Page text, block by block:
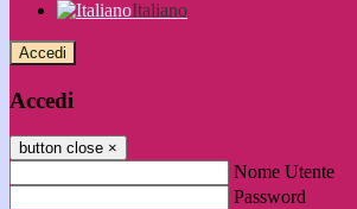
Italiano
Accedi
Accedi
button close ×
Nome Utente
Password